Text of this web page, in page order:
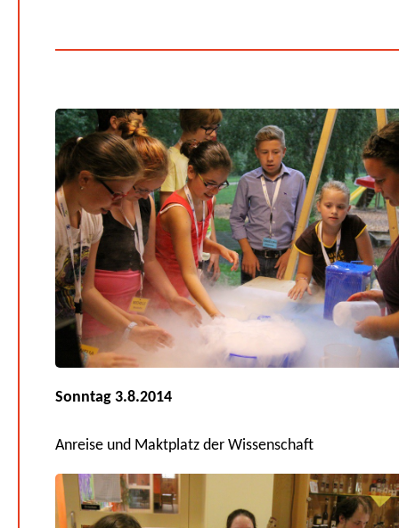
Sonntag 3.8.2014
Anreise und Maktplatz der Wissenschaft